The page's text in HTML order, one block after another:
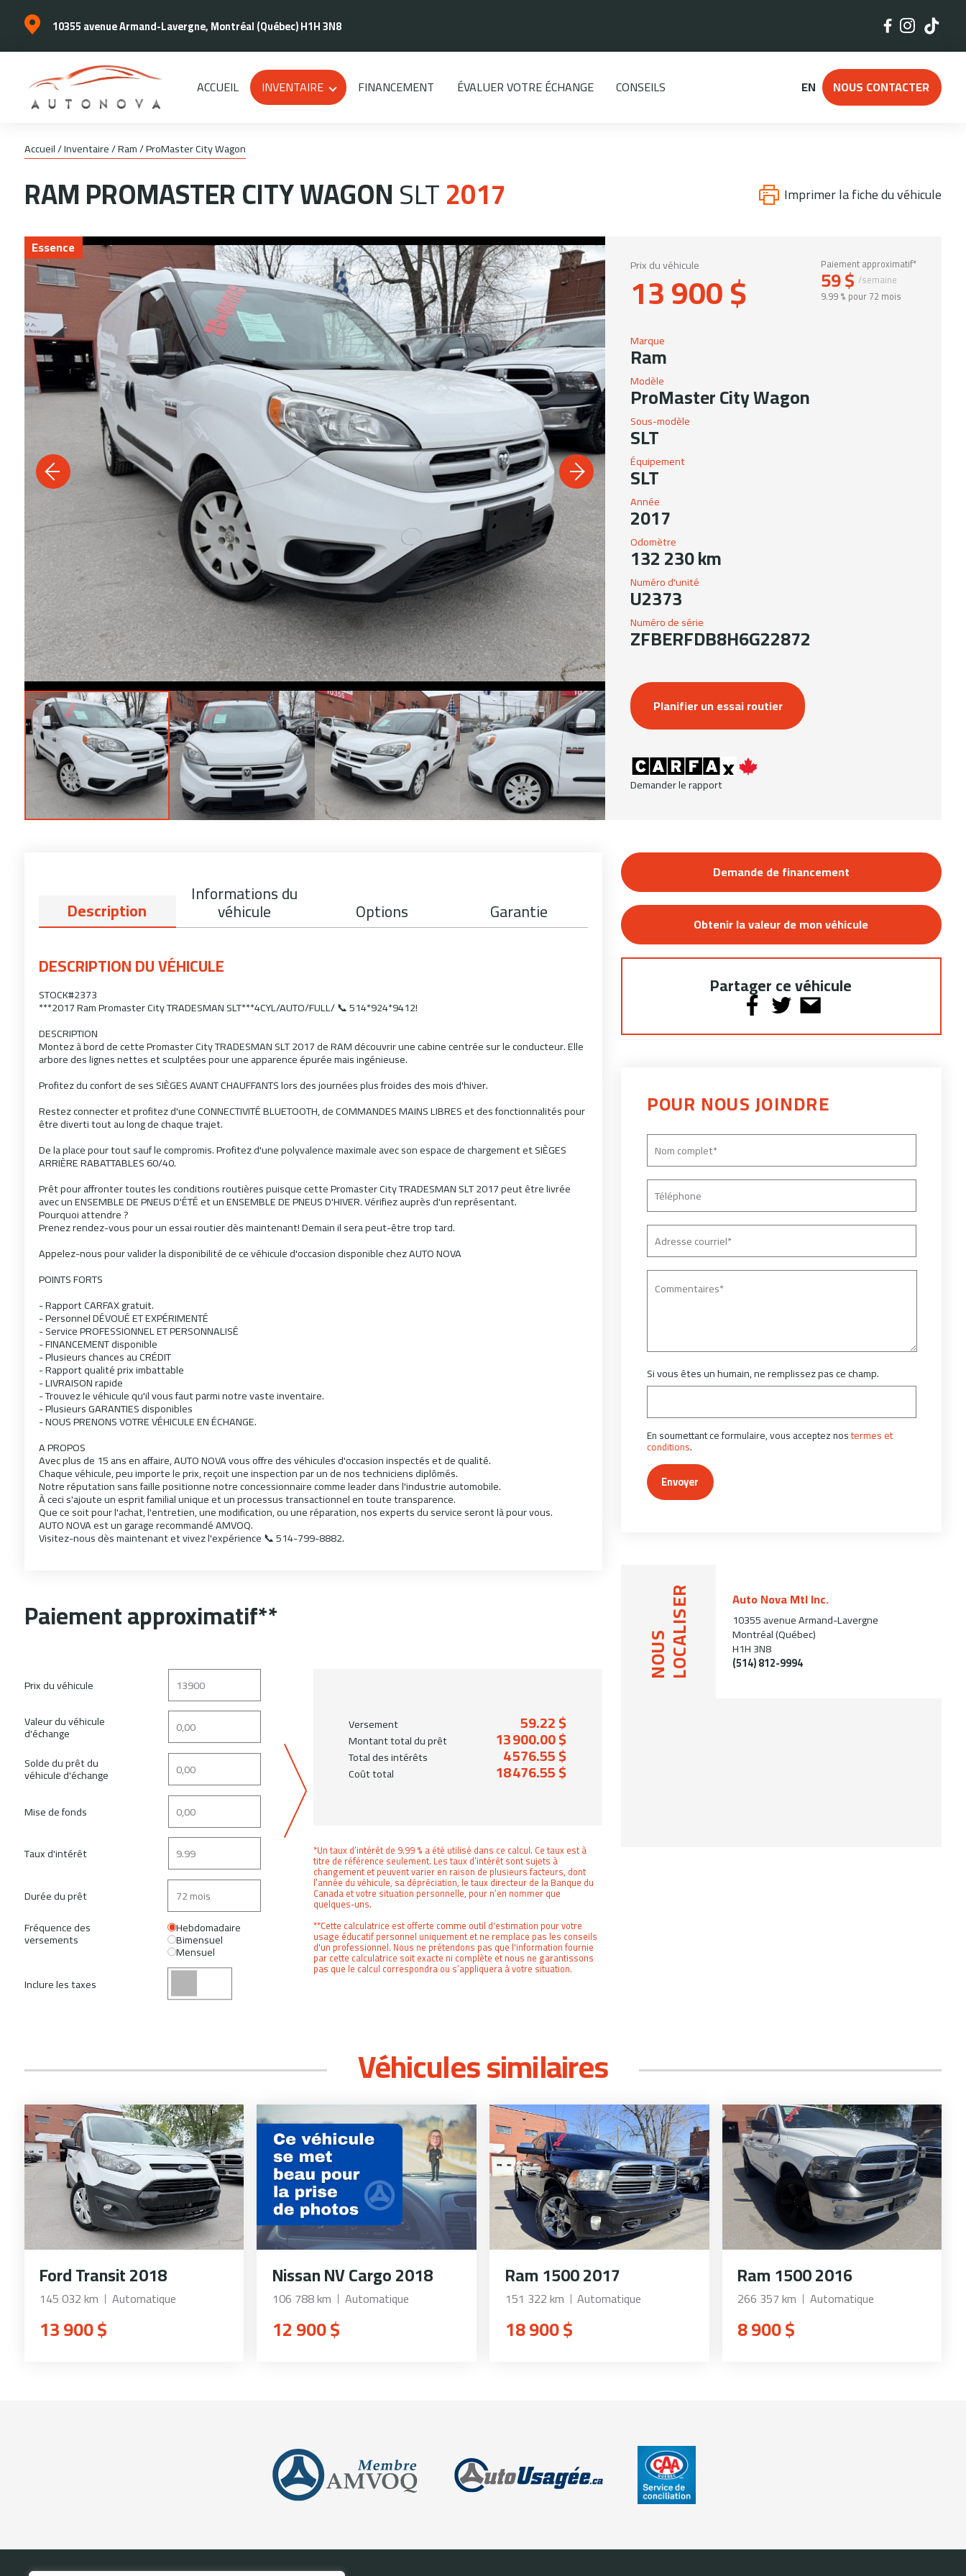
10355 avenue Armand-Lavergne, Montréal (Québec) H1H 3N8
ACCUEIL INVENTAIRE FINANCEMENT ÉVALUER VOTRE ÉCHANGE CONSEILS EN NOUS CONTACTER
Accueil/Inventaire/Ram/ProMaster City Wagon
RAMPROMASTER CITY WAGONSLT2017 Imprimer la fiche du véhicule
Essence
Prix du véhicule
13 900 $ Paiement approximatif*
59 $ /semaine
9.99 % pour 72 mois
Marque
Ram
Modèle
ProMaster City Wagon
Sous-modèle
SLT
Équipement
SLT
Année
2017
Odomètre
132 230 km
Numéro d'unité
U2373
Numéro de série
ZFBERFDB8H6G22872
Planifier un essai routier
Demander le rapport
Description
Informations du
véhicule Options
Garantie
DESCRIPTION DU VÉHICULE
STOCK#2373
***2017 Ram Promaster City TRADESMAN SLT***4CYL/AUTO/FULL/ 📞 514*924*9412!
DESCRIPTION
Montez à bord de cette Promaster City TRADESMAN SLT 2017 de RAM découvrir une cabine centrée sur le conducteur. Elle
arbore des lignes nettes et sculptées pour une apparence épurée mais ingénieuse.
Profitez du confort de ses SIÈGES AVANT CHAUFFANTS lors des journées plus froides des mois d'hiver.
Restez connecter et profitez d'une CONNECTIVITÉ BLUETOOTH, de COMMANDES MAINS LIBRES et des fonctionnalités pour
être diverti tout au long de chaque trajet.
De la place pour tout sauf le compromis. Profitez d'une polyvalence maximale avec son espace de chargement et SIÈGES
ARRIÈRE RABATTABLES 60/40.
Prêt pour affronter toutes les conditions routières puisque cette Promaster City TRADESMAN SLT 2017 peut être livrée
avec un ENSEMBLE DE PNEUS D'ÉTÉ et un ENSEMBLE DE PNEUS D'HIVER. Vérifiez auprès d'un représentant.
Pourquoi attendre ?
Prenez rendez-vous pour un essai routier dès maintenant! Demain il sera peut-être trop tard.
Appelez-nous pour valider la disponibilité de ce véhicule d'occasion disponible chez AUTO NOVA
POINTS FORTS
- Rapport CARFAX gratuit.
- Personnel DÉVOUÉ ET EXPÉRIMENTÉ
- Service PROFESSIONNEL ET PERSONNALISÉ
- FINANCEMENT disponible
- Plusieurs chances au CRÉDIT
- Rapport qualité prix imbattable
- LIVRAISON rapide
- Trouvez le véhicule qu'il vous faut parmi notre vaste inventaire.
- Plusieurs GARANTIES disponibles
- NOUS PRENONS VOTRE VÉHICULE EN ÉCHANGE.
A PROPOS
Avec plus de 15 ans en affaire, AUTO NOVA vous offre des véhicules d'occasion inspectés et de qualité.
Chaque véhicule, peu importe le prix, reçoit une inspection par un de nos techniciens diplômés.
Notre réputation sans faille positionne notre concessionnaire comme leader dans l'industrie automobile.
À ceci s'ajoute un esprit familial unique et un processus transactionnel en toute transparence.
Que ce soit pour l'achat, l'entretien, une modification, ou une réparation, nos experts du service seront là pour vous.
AUTO NOVA est un garage recommandé AMVOQ.
Visitez-nous dès maintenant et vivez l'expérience 📞 514-799-8882.
Paiement approximatif**
Prix du véhicule
Valeur du véhicule
d'échange
Solde du prêt du
véhicule d'échange
Mise de fonds
Taux d'intérêt
Durée du prêt
Fréquence des
versements
Hebdomadaire
Bimensuel
Mensuel
Inclure les taxes
Versement 59.22 $
Montant total du prêt 13 900.00 $
Total des intérêts 4 576.55 $
Coût total 18 476.55 $
*Un taux d’intérêt de 9.99 % a été utilisé dans ce calcul. Ce taux est à
titre de référence seulement. Les taux d’intérêt sont sujets à
changement et peuvent varier en raison de plusieurs facteurs, dont
l’année du véhicule, sa dépréciation, le taux directeur de la Banque du
Canada et votre situation personnelle, pour n’en nommer que
quelques-uns.
**Cette calculatrice est offerte comme outil d'estimation pour votre
usage éducatif personnel uniquement et ne remplace pas les conseils
d'un professionnel. Nous ne prétendons pas que l'information fournie
par cette calculatrice soit exacte ni complète et nous ne garantissons
pas que le calcul correspondra ou s’appliquera à votre situation.
Demande de financement
Obtenir la valeur de mon véhicule
Partager ce véhicule
POUR NOUS JOINDRE
Si vous êtes un humain, ne remplissez pas ce champ.
En soumettant ce formulaire, vous acceptez nostermes et
conditions.
Envoyer
NOUSLOCALISER Auto Nova Mtl Inc.
10355 avenue Armand-Lavergne
Montréal (Québec)
H1H 3N8
(514) 812-9994
Véhicules similaires
Ford Transit 2018
145 032 km Automatique
13 900 $
Nissan NV Cargo 2018
106 788 km Automatique
12 900 $
Ram 1500 2017
151 322 km Automatique
18 900 $
Ram 1500 2016
266 357 km Automatique
8 900 $